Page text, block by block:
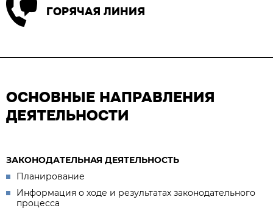
ГОРЯЧАЯ ЛИНИЯ
ОСНОВНЫЕ НАПРАВЛЕНИЯ
ДЕЯТЕЛЬНОСТИ
ЗАКОНОДАТЕЛЬНАЯ ДЕЯТЕЛЬНОСТЬ
Планирование
Информация о ходе и результатах законодательного
процесса